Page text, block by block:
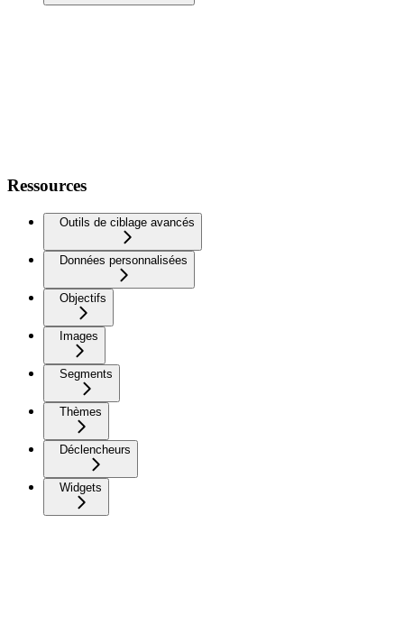
Ressources
Outils de ciblage avancés
Données personnalisées
Objectifs
Images
Segments
Thèmes
Déclencheurs
Widgets